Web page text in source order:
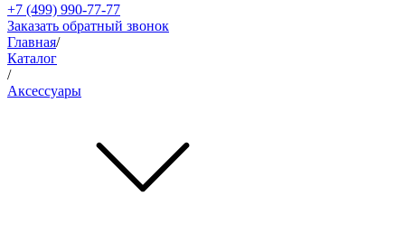
+7 (499) 990-77-77
Заказать обратный звонок
Главная/
Каталог
/
Аксессуары